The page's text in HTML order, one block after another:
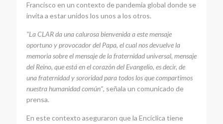
Francisco en un contexto de pandemia global donde se
invita a estar unidos los unos a los otros.
“La CLAR da una calurosa bienvenida a este mensaje
oportuno y provocador del Papa, el cual nos devuelve la
memoria sobre el mensaje de la fraternidad universal, mensaje
del Reino, que está en el corazón del Evangelio, es decir, de
una fraternidad y sororidad para todos los que compartimos
nuestra humanidad común”, señala un comunicado de
prensa.
En este contexto aseguraron que la Encíclica tiene